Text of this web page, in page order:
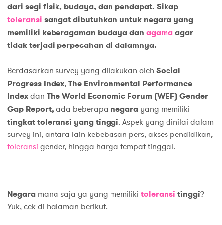
dari segi fisik, budaya, dan pendapat. Sikap
toleransi sangat dibutuhkan untuk negara yang
memiliki keberagaman budaya dan agama agar
tidak terjadi perpecahan di dalamnya.
Berdasarkan survey yang dilakukan oleh Social
Progress Index,The Environmental Performance
Indexdan The World Economic Forum (WEF) Gender
Gap Report, ada beberapa negara yang memiliki
tingkat toleransi yang tinggi. Aspek yang dinilai dalam
survey ini, antara lain kebebasan pers, akses pendidikan,
toleransi gender, hingga harga tempat tinggal.
Negara mana saja ya yang memiliki toleransi tinggi?
Yuk, cek di halaman berikut.